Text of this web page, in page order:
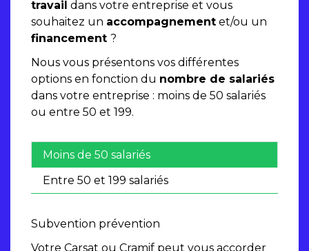
travail dans votre entreprise et vous
souhaitez un accompagnement et/ou un
financement ?
Nous vous présentons vos différentes
options en fonction du nombre de salariés
dans votre entreprise : moins de 50 salariés
ou entre 50 et 199.
Moins de 50 salariés
Entre 50 et 199 salariés
Subvention prévention
Votre Carsat ou Cramif peut vous accorder